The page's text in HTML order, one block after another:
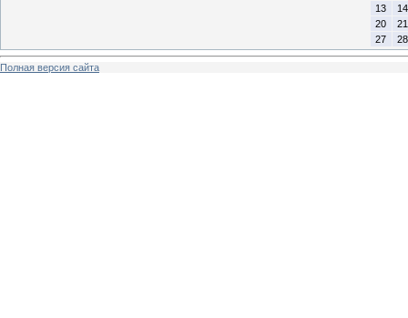
13
14
20
21
27
28
Полная версия сайта